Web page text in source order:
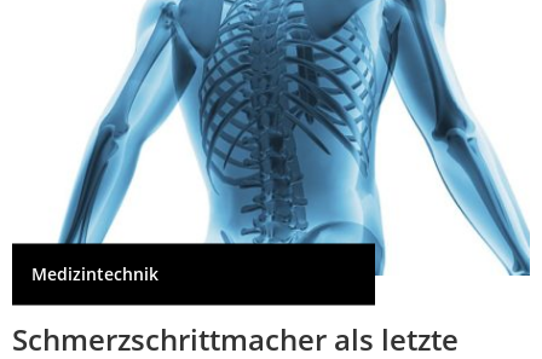
Medizintechnik
Schmerzschrittmacher als letzte